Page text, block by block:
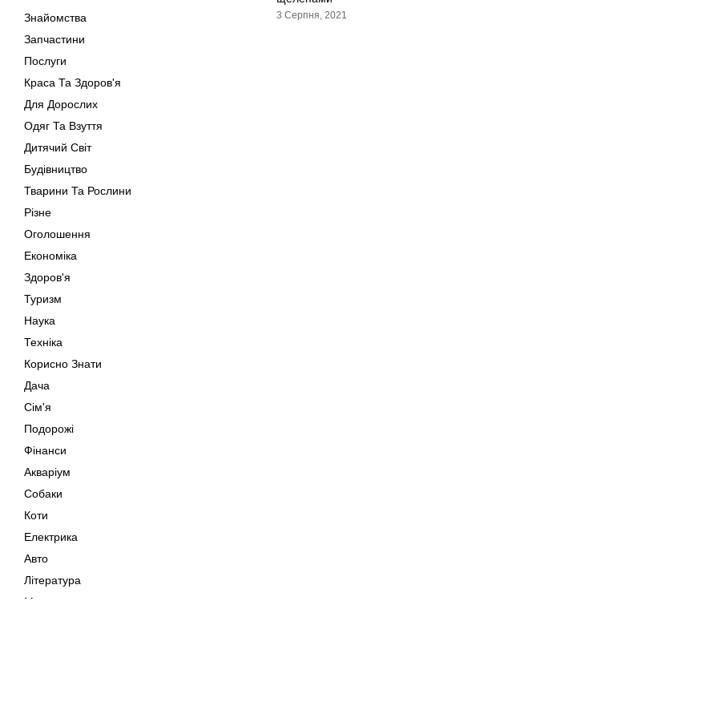
Знайомства
Запчастини
Послуги
Краса Та Здоров'я
Для Дорослих
Одяг Та Взуття
Дитячий Світ
Будівництво
Тварини Та Рослини
Різне
Оголошення
Економіка
Здоров'я
Туризм
Наука
Техніка
Корисно Знати
Дача
Сім'я
Подорожі
Фінанси
Акваріум
Собаки
Коти
Електрика
Авто
Література
Музика
3 Серпня, 2021